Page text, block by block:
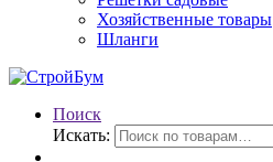
Хозяйственные товары
Шланги
Поиск
Искать: